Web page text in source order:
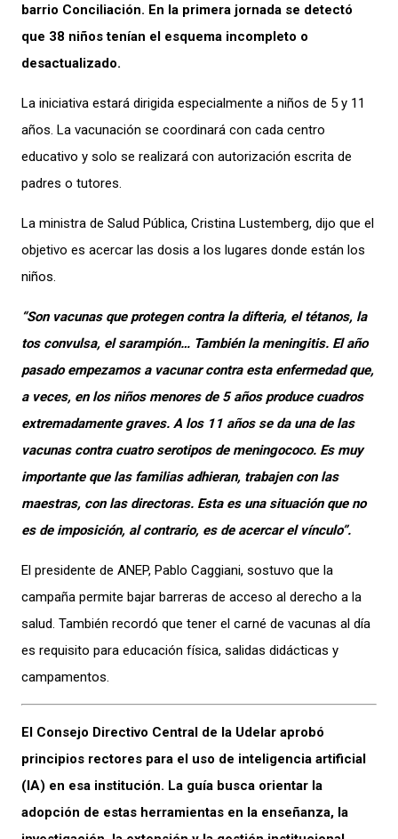
barrio Conciliación. En la primera jornada se detectó
que 38 niños tenían el esquema incompleto o
desactualizado.
La iniciativa estará dirigida especialmente a niños de 5 y 11
años. La vacunación se coordinará con cada centro
educativo y solo se realizará con autorización escrita de
padres o tutores.
La ministra de Salud Pública, Cristina Lustemberg, dijo que el
objetivo es acercar las dosis a los lugares donde están los
niños.
“Son vacunas que protegen contra la difteria, el tétanos, la
tos convulsa, el sarampión… También la meningitis. El año
pasado empezamos a vacunar contra esta enfermedad que,
a veces, en los niños menores de 5 años produce cuadros
extremadamente graves. A los 11 años se da una de las
vacunas contra cuatro serotipos de meningococo. Es muy
importante que las familias adhieran, trabajen con las
maestras, con las directoras. Esta es una situación que no
es de imposición, al contrario, es de acercar el vínculo”.
El presidente de ANEP, Pablo Caggiani, sostuvo que la
campaña permite bajar barreras de acceso al derecho a la
salud. También recordó que tener el carné de vacunas al día
es requisito para educación física, salidas didácticas y
campamentos.
El Consejo Directivo Central de la Udelar aprobó
principios rectores para el uso de inteligencia artificial
(IA) en esa institución. La guía busca orientar la
adopción de estas herramientas en la enseñanza, la